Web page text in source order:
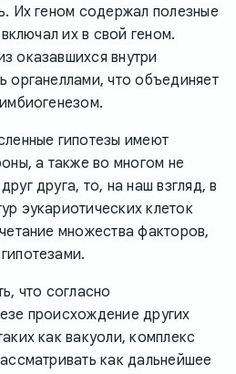
Их геном содержал полезные
их в свой геном.
оказавшихся внутри
органеллами, что объединяет
гипотезы имеют
а также во многом не
друга, то, на наш взгляд, в
эукариотических клеток
множества факторов,
что согласно
происхождение других
как вакуоли, комплекс
как дальнейшее